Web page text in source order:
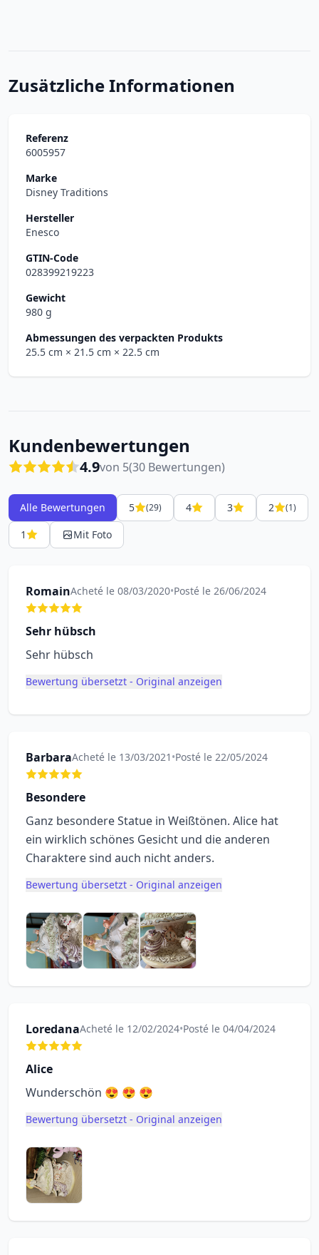
Zusätzliche Informationen
Referenz
6005957
Marke
Disney Traditions
Hersteller
Enesco
GTIN-Code
028399219223
Gewicht
980 g
Abmessungen des verpackten Produkts
25.5 cm × 21.5 cm × 22.5 cm
Kundenbewertungen
4.9von 5(30 Bewertungen)
Alle Bewertungen 5 (29) 4 3 2 (1)
1 Mit Foto
RomainAcheté le 08/03/2020•Posté le 26/06/2024
Sehr hübsch
Sehr hübsch
Bewertung übersetzt - Original anzeigen
BarbaraAcheté le 13/03/2021 •Posté le 22/05/2024
Besondere
Ganz besondere Statue in Weißtönen. Alice hat
ein wirklich schönes Gesicht und die anderen
Charaktere sind auch nicht anders.
Bewertung übersetzt - Original anzeigen
LoredanaAcheté le 12/02/2024•Posté le 04/04/2024
Alice
Wunderschön 😍 😍 😍
Bewertung übersetzt - Original anzeigen